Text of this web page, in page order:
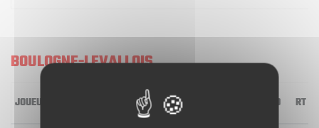
BOULOGNE-LEVALLOIS
JOUEUR 3R/3T TR/TT RD RT